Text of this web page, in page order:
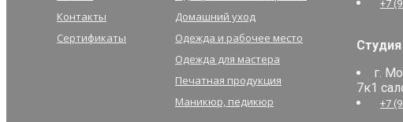
Контакты
Сертификаты
Домашний уход
Одежда и рабочее место
Одежда для мастера
Печатная продукция
Маникюр, педикюр
+7
Студия
г.
7к1
+7